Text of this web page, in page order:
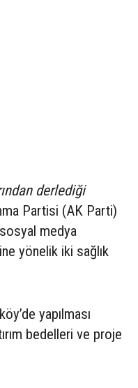
derlediği
Partisi (AK Parti)
medya
yönelik iki sağlık
yapılması
bedelleri ve proje